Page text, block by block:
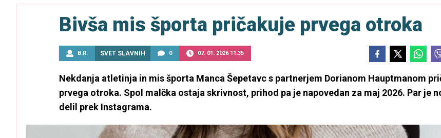
Bivša mis športa pričakuje prvega otroka
B.R. SVET SLAVNIH 0 07. 01. 2026 11.35
Nekdanja atletinja in mis športa Manca Šepetavc s partnerjem Dorianom Hauptmanom
prvega otroka. Spol malčka ostaja skrivnost, prihod pa je napovedan za maj 2026. Par je
delil prek Instagrama.